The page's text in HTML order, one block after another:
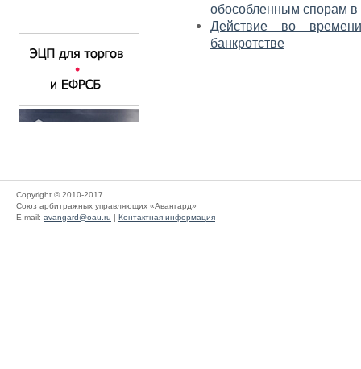
обособленным спорам в
Действие во
банкротстве
Copyright © 2010-2017
Союз арбитражных управляющих «Авангард»
E-mail: avangard@oau.ru | Контактная информация